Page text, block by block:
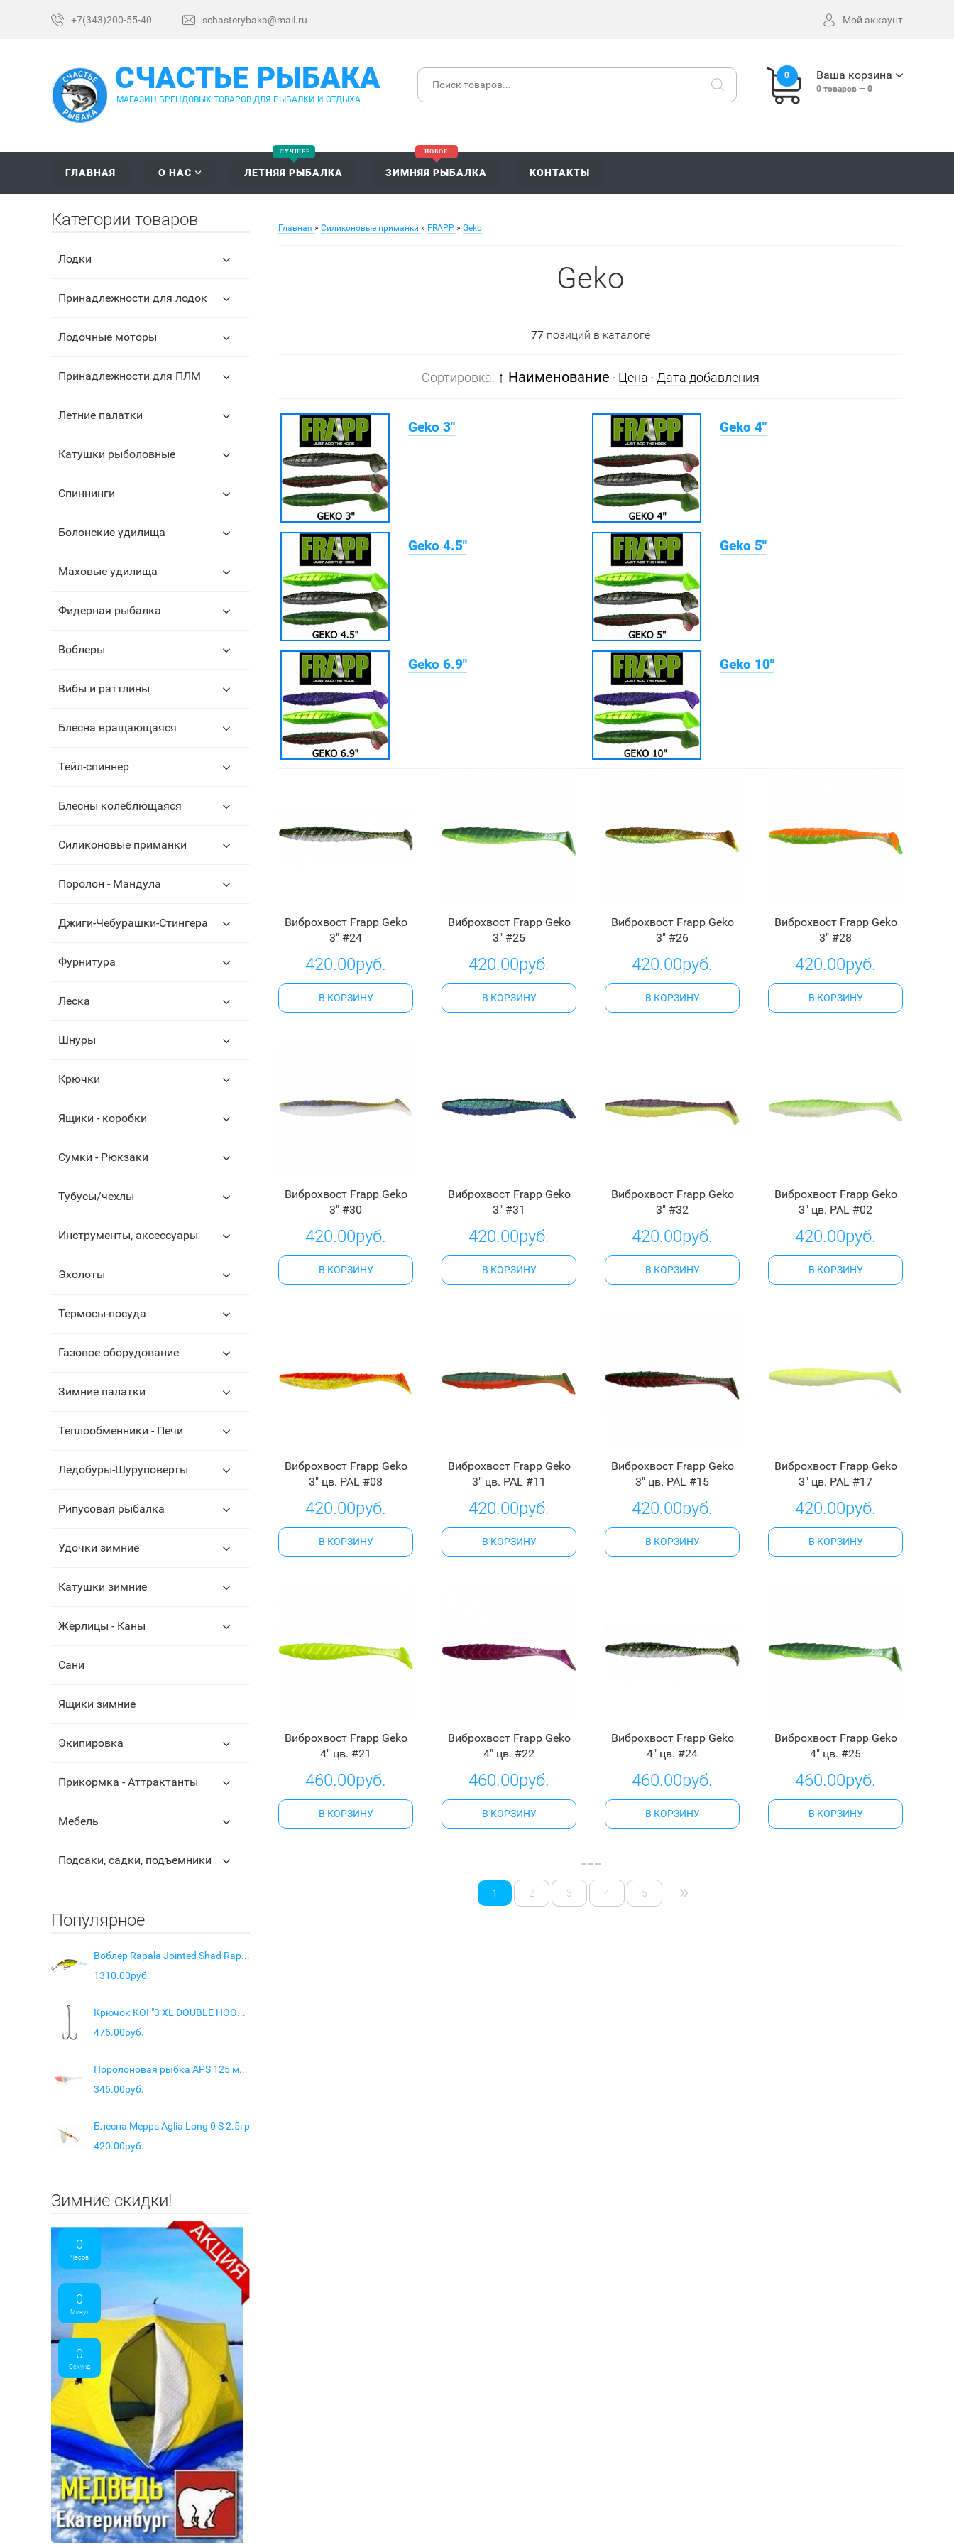
+7(343)200-55-40 schasterybaka@mail.ru Мой аккаунт
СЧАСТЬЕ РЫБАКА
МАГАЗИН БРЕНДОВЫХ ТОВАРОВ ДЛЯ РЫБАЛКИ И ОТДЫХА
0 Ваша корзина
0 товаров — 0
ГЛАВНАЯ О НАС ЛЕТНЯЯ РЫБАЛКА ЗИМНЯЯ РЫБАЛКА КОНТАКТЫ
Главная » Силиконовые приманки » FRAPP » Geko
Geko
77 позиций в каталоге
Сортировка: ↑ Наименование · Цена · Дата добавления
Geko 3" Geko 4"
Geko 4.5" Geko 5"
Geko 6.9" Geko 10"
Виброхвост Frapp Geko
3" #24
420.00руб.
В КОРЗИНУ
Виброхвост Frapp Geko
3" #25
420.00руб.
В КОРЗИНУ
Виброхвост Frapp Geko
3" #26
420.00руб.
В КОРЗИНУ
Виброхвост Frapp Geko
3" #28
420.00руб.
В КОРЗИНУ
Виброхвост Frapp Geko
3" #30
420.00руб.
В КОРЗИНУ
Виброхвост Frapp Geko
3" #31
420.00руб.
В КОРЗИНУ
Виброхвост Frapp Geko
3" #32
420.00руб.
В КОРЗИНУ
Виброхвост Frapp Geko
3" цв. PAL #02
420.00руб.
В КОРЗИНУ
Виброхвост Frapp Geko
3" цв. PAL #08
420.00руб.
В КОРЗИНУ
Виброхвост Frapp Geko
3" цв. PAL #11
420.00руб.
В КОРЗИНУ
Виброхвост Frapp Geko
3" цв. PAL #15
420.00руб.
В КОРЗИНУ
Виброхвост Frapp Geko
3" цв. PAL #17
420.00руб.
В КОРЗИНУ
Виброхвост Frapp Geko
4" цв. #21
460.00руб.
В КОРЗИНУ
Виброхвост Frapp Geko
4" цв. #22
460.00руб.
В КОРЗИНУ
Виброхвост Frapp Geko
4" цв. #24
460.00руб.
В КОРЗИНУ
Виброхвост Frapp Geko
4" цв. #25
460.00руб.
В КОРЗИНУ
1 2 3 4 5 »
Категории товаров
Лодки
Принадлежности для лодок
Лодочные моторы
Принадлежности для ПЛМ
Летние палатки
Катушки рыболовные
Спиннинги
Болонские удилища
Маховые удилища
Фидерная рыбалка
Воблеры
Вибы и раттлины
Блесна вращающаяся
Тейл-спиннер
Блесны колеблющаяся
Силиконовые приманки
Поролон - Мандула
Джиги-Чебурашки-Стингера
Фурнитура
Леска
Шнуры
Крючки
Ящики - коробки
Сумки - Рюкзаки
Тубусы/чехлы
Инструменты, аксессуары
Эхолоты
Термосы-посуда
Газовое оборудование
Зимние палатки
Теплообменники - Печи
Ледобуры-Шуруповерты
Рипусовая рыбалка
Удочки зимние
Катушки зимние
Жерлицы - Каны
Сани
Ящики зимние
Экипировка
Прикормка - Аттрактанты
Мебель
Подсаки, садки, подъемники
Популярное
Воблер Rapala Jointed Shad Rap JSR04 цвет CB
1310.00руб.
Крючок KOI "3 XL DOUBLE HOOK", размер 3/0 (INT), цвет BN, (10 шт.)
476.00руб.
Поролоновая рыбка APS 125 мм #224 UV (4 шт/упак.)
346.00руб.
Блесна Mepps Aglia Long 0 S 2.5гр
420.00руб.
Зимние скидки!
0
Часов
0
Минут
0
Секунд